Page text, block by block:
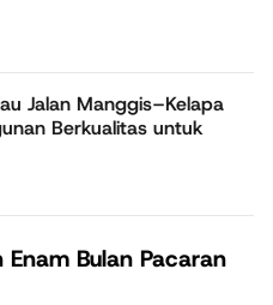
Jalan Manggis–Kelapa
Berkualitas untuk
Bulan Pacaran